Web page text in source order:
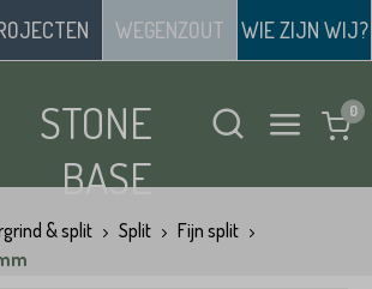
WEGENZOUT WIE ZIJN WIJ?
STONE
BASE
& split Split
Fijn split